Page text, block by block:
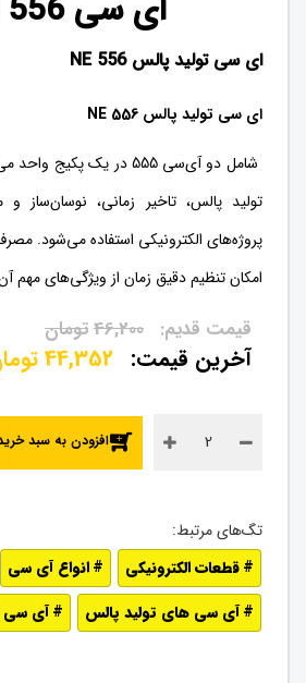
ای سی NE 556
ای سی تولید پالس NE 556
ای سی تولید پالس NE 556
شامل دو آی‌سی 555 در یک
تولید پالس، تاخیر زمانی، نوسان‌ساز و
پروژه‌های الکترونیکی استفاده می‌شود.
امکان تنظیم دقیق زمان از ویژگی‌های مهم
44,352
46,200تومان
افزودن به سبد
قطعات الکترونیکی انواع آی سی
آی سی های تولید پالس
آی سی 14 پایه